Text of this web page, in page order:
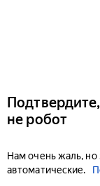
не робот
Нам очень жаль, но
автоматические.